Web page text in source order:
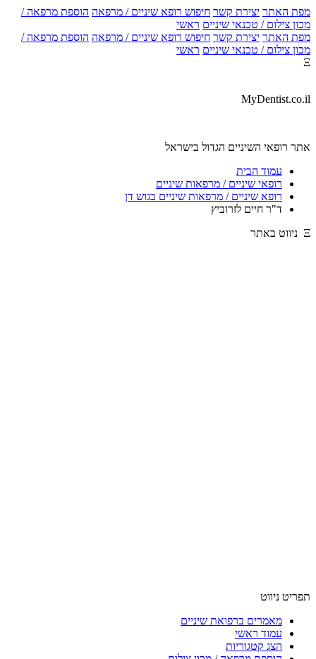
מפת האתר יצירת קשר חיפוש רופא שיניים / מרפאה הוספת מרפאה /
מכון צילום / טכנאי שיניים ראשי
מפת האתר יצירת קשר חיפוש רופא שיניים / מרפאה הוספת מרפאה /
מכון צילום / טכנאי שיניים ראשי
Ξ
MyDentist.co.il
אתר רופאי השיניים הגדול בישראל
עמוד הבית
רופאי שיניים / מרפאות שיניים
רופא שיניים / מרפאות שיניים בגוש דן
ד"ר חיים לזרוביץ
Ξ ניווט באתר
תפריט ניווט
מאמרים ברפואת שיניים
עמוד ראשי
הצג קטגוריות